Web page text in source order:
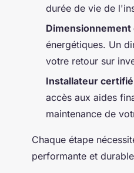
durée de vie de
Dimensionnement
énergétiques. Un
votre retour sur
Installateur certifié
accès aux aides
maintenance de
Chaque étape
performante et